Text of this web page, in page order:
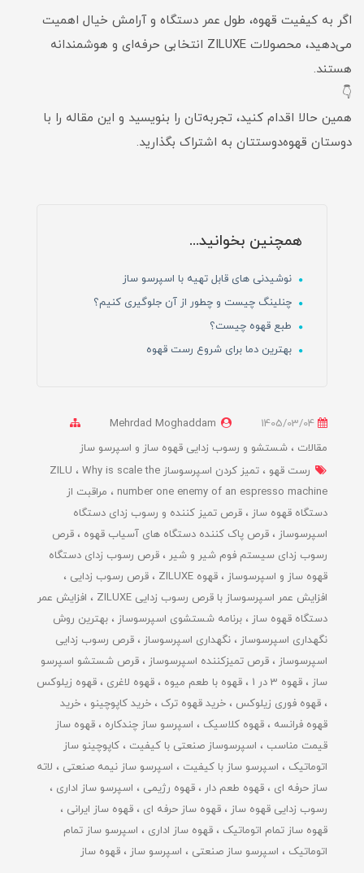
اگر به کیفیت قهوه، طول عمر دستگاه و آرامش خیال اهمیت
می‌دهید، محصولات ZILUXE انتخابی حرفه‌ای و هوشمندانه
هستند.
👇
همین حالا اقدام کنید، تجربه‌تان را بنویسید و این مقاله را با
دوستان قهوه‌دوستتان به اشتراک بگذارید.
همچنین بخوانید...
نوشیدنی های قابل تهیه با اسپرسو ساز
چنلینگ چیست و چطور از آن جلوگیری کنیم؟
طبع قهوه چیست؟
بهترین دما برای شروع رست قهوه
Mehrdad Moghaddam
مقالات
شستشو و رسوب زدایی قهوه ساز و اسپرسو ساز
رست قهو
تمیز کردن اسپرسوساز ZILU Why is scale the
number one enemy of an espresso machine
مراقبت از
دستگاه قهوه ساز
قرص تمیز کننده و رسوب زدای دستگاه
اسپرسوساز
قرص پاک کننده دستگاه های آسیاب قهوه
قرص
رسوب زدای سیستم فوم شیر و شیر
قرص رسوب زدای دستگاه
قهوه ساز و اسپرسوساز
قهوه ZILUXE
قرص رسوب زدایی
افزایش عمر اسپرسوساز با قرص رسوب زدایی ZILUXE
افزایش عمر
دستگاه قهوه ساز
برنامه شستشوی اسپرسوساز
بهترین روش
نگهداری اسپرسوساز
نگهداری اسپرسوساز
قرص رسوب زدایی
اسپرسوساز
قرص تمیزکننده اسپرسوساز
قرص شستشو اسپرسو
ساز
قهوه 3 در 1 قهوه با طعم میوه قهوه لاغری
قهوه زیلوکس
قهوه فوری زیلوکس
خرید قهوه ترک خرید کاپوچینو
خرید
قهوه فرانسه
قهوه کلاسیک اسپرسو ساز چندکاره
قهوه ساز
قیمت مناسب
اسپرسوساز صنعتی با کیفیت
کاپوچینو ساز
اتوماتیک
اسپرسو ساز با کیفیت اسپرسو ساز نیمه صنعتی
لاته
ساز حرفه ای
قهوه طعم دار قهوه رژیمی
اسپرسو ساز اداری
رسوب زدایی قهوه ساز
قهوه ساز حرفه ای
قهوه ساز ایرانی
قهوه ساز تمام اتوماتیک
قهوه ساز اداری
اسپرسو ساز تمام
اتوماتیک
اسپرسو ساز صنعتی اسپرسو ساز قهوه ساز